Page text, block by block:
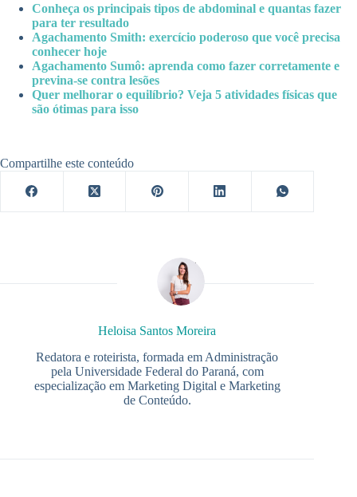
Conheça os principais tipos de abdominal e quantas fazer
para ter resultado
Agachamento Smith: exercício poderoso que você precisa
conhecer hoje
Agachamento Sumô: aprenda como fazer corretamente e
previna-se contra lesões
Quer melhorar o equilíbrio? Veja 5 atividades físicas que
são ótimas para isso
Compartilhe este conteúdo
Heloisa Santos Moreira
Redatora e roteirista, formada em Administração
pela Universidade Federal do Paraná, com
especialização em Marketing Digital e Marketing
de Conteúdo.